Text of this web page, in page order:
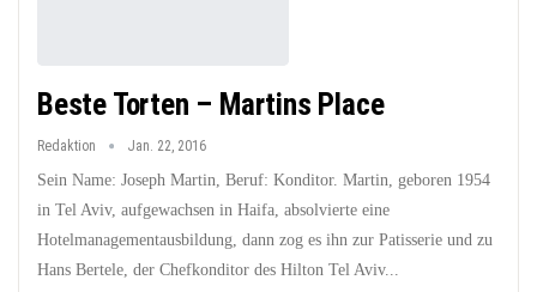
Beste Torten – Martins Place
Redaktion Jan. 22, 2016
Sein Name: Joseph Martin, Beruf: Konditor. Martin, geboren 1954
in Tel Aviv, aufgewachsen in Haifa, absolvierte eine
Hotelmanagementausbildung, dann zog es ihn zur Patisserie und zu
Hans Bertele, der Chefkonditor des Hilton Tel Aviv...